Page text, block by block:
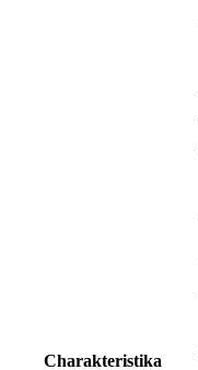
Charakteristika